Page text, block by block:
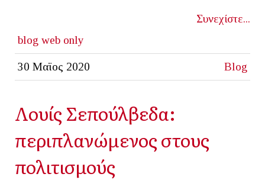
Συνεχίστε...
blog web only
30 Μαϊος 2020 Blog
Λουίς Σεπούλβεδα:
περιπλανώμενος στους
πολιτισμούς